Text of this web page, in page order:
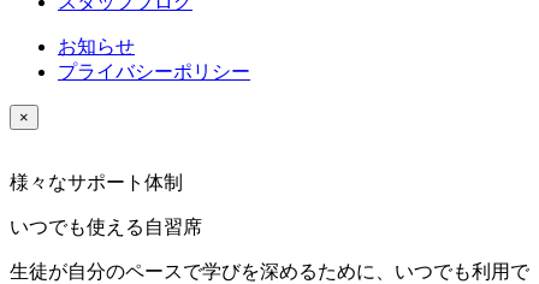
お知らせ
プライバシーポリシー
×
様々なサポート体制
いつでも使える自習席
生徒が自分のペースで学びを深めるために、いつでも利用で